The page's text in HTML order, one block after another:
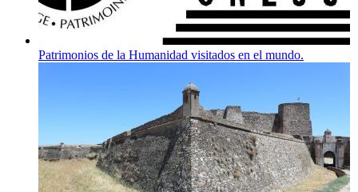
Patrimonios de la Humanidad visitados en el mundo.